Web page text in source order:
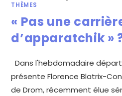
THÈMES
« Pas une
d’apparatchik »
Dans l'hebdomadaire
présente Florence Blatrix-
de Drom, récemment élue